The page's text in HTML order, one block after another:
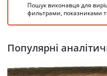
Пошук виконавця для
фильтрами, показниками
Популярні